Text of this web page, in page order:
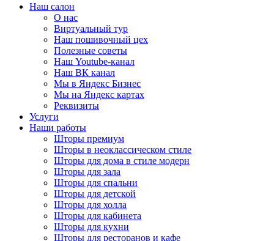
Наш салон
О нас
Виртуальный тур
Наш пошивочный цех
Полезные советы
Наш Youtube-канал
Наш ВК канал
Мы в Яндекс Бизнес
Мы на Яндекс картах
Реквизиты
Услуги
Наши работы
Шторы премиум
Шторы в неоклассическом стиле
Шторы для дома в стиле модерн
Шторы для зала
Шторы для спальни
Шторы для детской
Шторы для холла
Шторы для кабинета
Шторы для кухни
Шторы для ресторанов и кафе